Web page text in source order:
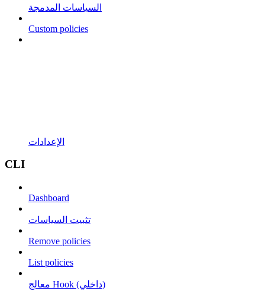
السياسات المدمجة
Custom policies
الإعدادات
CLI
Dashboard
تثبيت السياسات
Remove policies
List policies
معالج Hook (داخلي)